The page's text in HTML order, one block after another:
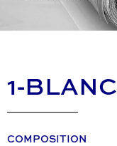
1-BLANC
COMPOSITION